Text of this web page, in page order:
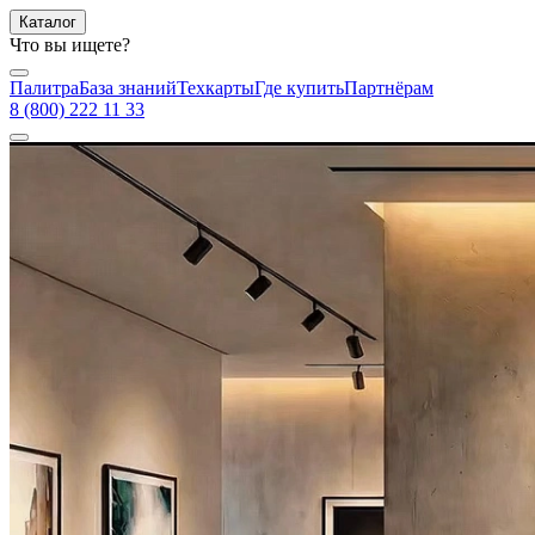
Каталог
Что вы ищете?
ПалитраБаза знанийТехкартыГде купитьПартнёрам
8 (800) 222 11 33